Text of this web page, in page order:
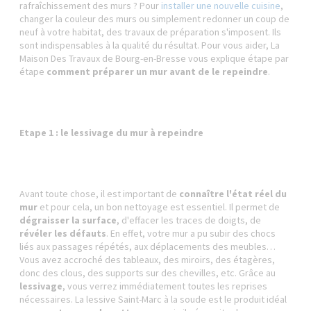
rafraîchissement des murs ? Pour installer une nouvelle cuisine,
changer la couleur des murs ou simplement redonner un coup de
neuf à votre habitat, des travaux de préparation s'imposent. Ils
sont indispensables à la qualité du résultat. Pour vous aider, La
Maison Des Travaux de Bourg-en-Bresse vous explique étape par
étape comment préparer un mur avant de le repeindre.
Etape 1 : le lessivage du mur à repeindre
Avant toute chose, il est important de connaître l'état réel du
mur et pour cela, un bon nettoyage est essentiel. Il permet de
dégraisser la surface, d'effacer les traces de doigts, de
révéler les défauts. En effet, votre mur a pu subir des chocs
liés aux passages répétés, aux déplacements des meubles…
Vous avez accroché des tableaux, des miroirs, des étagères,
donc des clous, des supports sur des chevilles, etc. Grâce au
lessivage, vous verrez immédiatement toutes les reprises
nécessaires. La lessive Saint-Marc à la soude est le produit idéal